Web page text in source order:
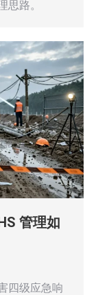
思路。
管理如
四级应急响